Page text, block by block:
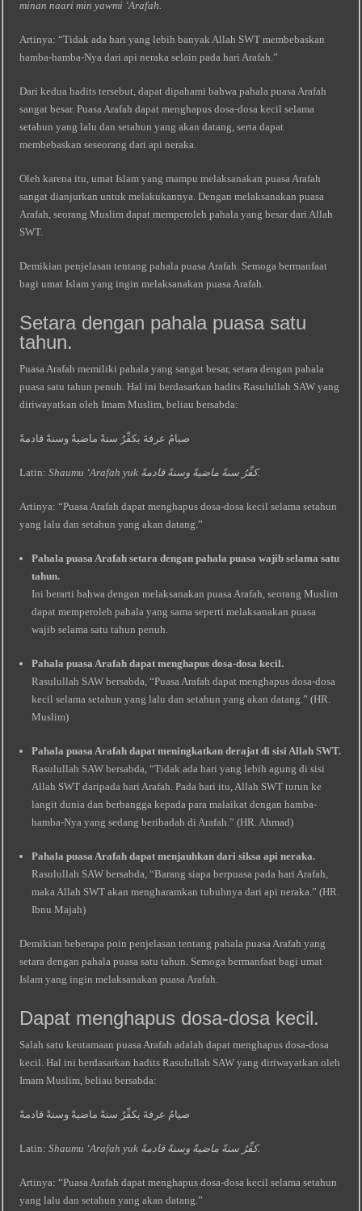
minan naari min yawmi ‘Arafah.
Artinya: “Tidak ada hari yang lebih banyak Allah SWT membebaskan
hamba-hamba-Nya dari api neraka selain pada hari Arafah.”
Dari kedua hadits tersebut, dapat dipahami bahwa pahala puasa Arafah
sangat besar. Puasa Arafah dapat menghapus dosa-dosa kecil selama
setahun yang lalu dan setahun yang akan datang, serta dapat
membebaskan seseorang dari api neraka.
Oleh karena itu, umat Islam yang mampu melaksanakan puasa Arafah
sangat dianjurkan untuk melakukannya. Dengan melaksanakan puasa
Arafah, seorang Muslim dapat memperoleh pahala yang besar dari Allah
SWT.
Demikian penjelasan tentang pahala puasa Arafah. Semoga bermanfaat
bagi umat Islam yang ingin melaksanakan puasa Arafah.
Setara dengan pahala puasa satu
tahun.
Puasa Arafah memiliki pahala yang sangat besar, setara dengan pahala
puasa satu tahun penuh. Hal ini berdasarkan hadits Rasulullah SAW yang
diriwayatkan oleh Imam Muslim, beliau bersabda:
صيامُ عرفةَ يكفِّرُ سنةً ماضيةً وسنةً قادمةً
Latin: Shaumu ‘Arafah yuk کفِّرُ سنةً ماضيةً وسنةً قادمةً.
Artinya: “Puasa Arafah dapat menghapus dosa-dosa kecil selama setahun
yang lalu dan setahun yang akan datang.”
Pahala puasa Arafah setara dengan pahala puasa wajib selama satu
tahun.
Ini berarti bahwa dengan melaksanakan puasa Arafah, seorang Muslim
dapat memperoleh pahala yang sama seperti melaksanakan puasa
wajib selama satu tahun penuh.
Pahala puasa Arafah dapat menghapus dosa-dosa kecil.
Rasulullah SAW bersabda, “Puasa Arafah dapat menghapus dosa-dosa
kecil selama setahun yang lalu dan setahun yang akan datang.” (HR.
Muslim)
Pahala puasa Arafah dapat meningkatkan derajat di sisi Allah SWT.
Rasulullah SAW bersabda, “Tidak ada hari yang lebih agung di sisi
Allah SWT daripada hari Arafah. Pada hari itu, Allah SWT turun ke
langit dunia dan berbangga kepada para malaikat dengan hamba-
hamba-Nya yang sedang beribadah di Arafah.” (HR. Ahmad)
Pahala puasa Arafah dapat menjauhkan dari siksa api neraka.
Rasulullah SAW bersabda, “Barang siapa berpuasa pada hari Arafah,
maka Allah SWT akan mengharamkan tubuhnya dari api neraka.” (HR.
Ibnu Majah)
Demikian beberapa poin penjelasan tentang pahala puasa Arafah yang
setara dengan pahala puasa satu tahun. Semoga bermanfaat bagi umat
Islam yang ingin melaksanakan puasa Arafah.
Dapat menghapus dosa-dosa kecil.
Salah satu keutamaan puasa Arafah adalah dapat menghapus dosa-dosa
kecil. Hal ini berdasarkan hadits Rasulullah SAW yang diriwayatkan oleh
Imam Muslim, beliau bersabda:
صيامُ عرفةَ يكفِّرُ سنةً ماضيةً وسنةً قادمةً
Latin: Shaumu ‘Arafah yuk کفِّرُ سنةً ماضيةً وسنةً قادمةً.
Artinya: “Puasa Arafah dapat menghapus dosa-dosa kecil selama setahun
yang lalu dan setahun yang akan datang.”